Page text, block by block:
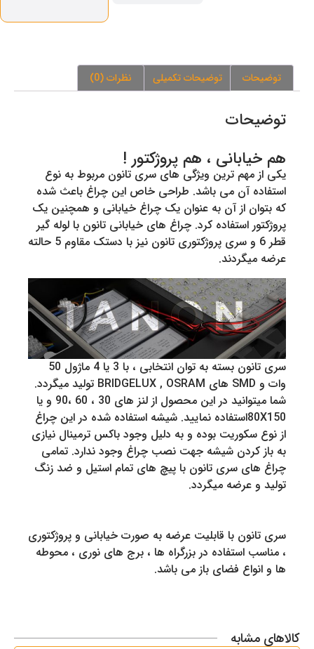
توضیحات توضیحات تکمیلی نظرات (0)
توضیحات
هم خیابانی ، هم پروژکتور !
یکی از مهم ترین ویژگی های سری تانون مربوط به نوع
استفاده آن می باشد. طراحی خاص این چراغ باعث شده
که بتوان از آن به عنوان یک چراغ خیابانی و همچنین یک
پروژکتور استفاده کرد. چراغ های خیابانی تانون با لوله گیر
قطر 6 و سری پروژکتوری تانون نیز با دستک مقاوم 5 حالته
عرضه میگردند.
سری تانون بسته به توان انتخابی ، با 3 یا 4 ماژول 50
وات و SMD های BRIDGELUX , OSRAM تولید میگردد.
شما میتوانید در این محصول از لنز های 30 ، 60 ،90 و یا
80X150استفاده نمایید. شیشه استفاده شده در این چراغ
از نوع سکوریت بوده و به دلیل وجود باکس ترمینال نیازی
به باز کردن شیشه جهت نصب چراغ وجود ندارد. تمامی
چراغ های سری تانون با پیچ های تمام استیل و ضد زنگ
تولید و عرضه میگردد.
سری تانون با قابلیت عرضه به صورت خیابانی و پروژکتوری
، مناسب استفاده در بزرگراه ها ، برج های نوری ، محوطه
ها و انواع فضای باز می باشد.
کالاهای مشابه